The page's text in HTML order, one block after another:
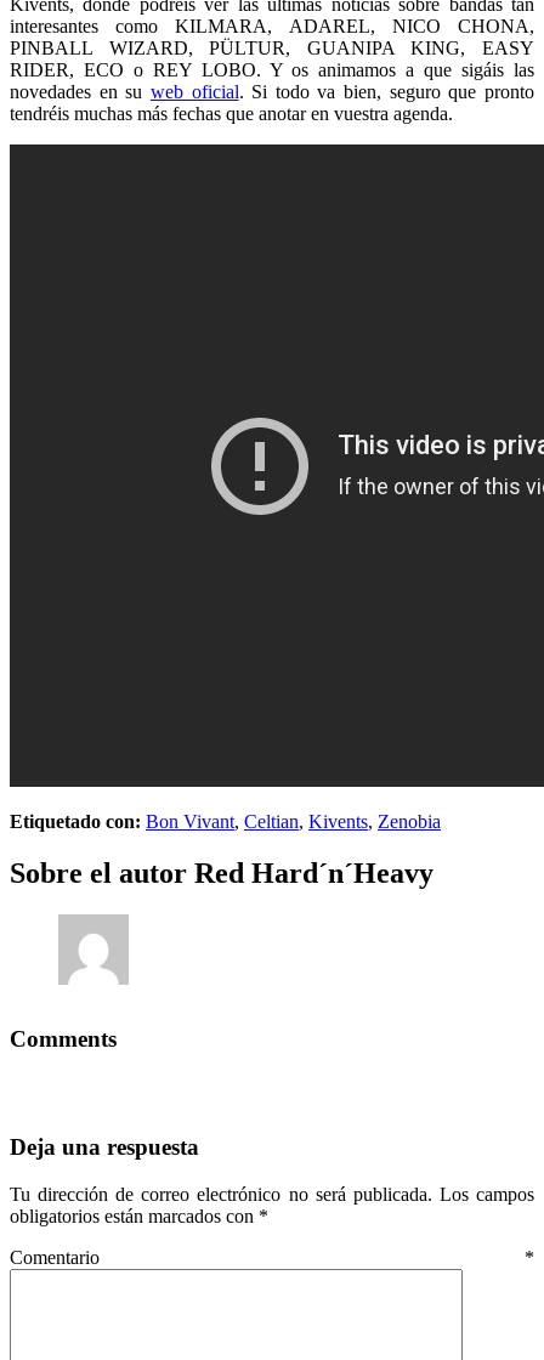
Kivents, donde podréis ver las últimas noticias sobre bandas tan
interesantes como KILMARA, ADAREL, NICO CHONA,
PINBALL WIZARD, PÜLTUR, GUANIPA KING, EASY
RIDER, ECO o REY LOBO. Y os animamos a que sigáis las
novedades en su web oficial. Si todo va bien, seguro que pronto
tendréis muchas más fechas que anotar en vuestra agenda.
Etiquetado con: Bon Vivant, Celtian, Kivents, Zenobia
Sobre el autor Red Hard´n´Heavy
Comments
Deja una respuesta
Tu dirección de correo electrónico no será publicada. Los campos
obligatorios están marcados con *
Comentario *